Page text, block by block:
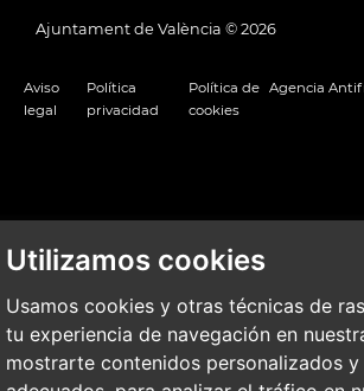
Utilizamos cookies
Usamos cookies y otras técnicas de
tu experiencia de navegación en
mostrarte contenidos personalizados y
Ajuntament de València © 2026
Aviso
legal
Política
privacidad
Política de
cookies
Agencia